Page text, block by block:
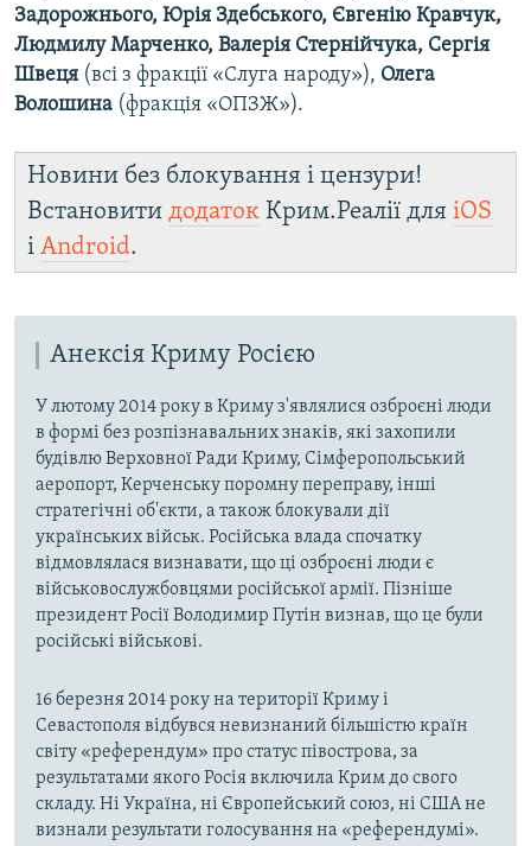
Задорожнього, Юрія Здебського, Євгенію Кравчук,
Людмилу Марченко, Валерія Стернійчука, Сергія
Швеця (всі з фракції «Слуга народу»), Олега
Волошина (фракція «ОПЗЖ»).
Новини без блокування і цензури!
Встановити додаток Крим.Реалії для iOS
і Android.
Анексія Криму Росією
У лютому 2014 року в Криму з'являлися озброєні люди
в формі без розпізнавальних знаків, які захопили
будівлю Верховної Ради Криму, Сімферопольський
аеропорт, Керченську поромну переправу, інші
стратегічні об'єкти, а також блокували дії
українських військ. Російська влада спочатку
відмовлялася визнавати, що ці озброєні люди є
військовослужбовцями російської армії. Пізніше
президент Росії Володимир Путін визнав, що це були
російські військові.
16 березня 2014 року на території Криму і
Севастополя відбувся невизнаний більшістю країн
світу «референдум» про статус півострова, за
результатами якого Росія включила Крим до свого
складу. Ні Україна, ні Європейський союз, ні США не
визнали результати голосування на «референдумі».